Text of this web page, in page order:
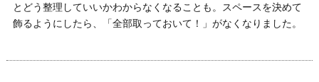
とどう整理していいかわからなくなることも。スペースを決めて
飾るようにしたら、「全部取っておいて！」がなくなりました。